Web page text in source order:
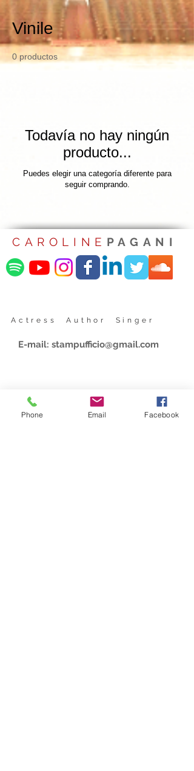
Vinile
0 productos
Todavía no hay ningún
producto...
Puedes elegir una categoría diferente para
seguir comprando.
CAROLINE PAGANI
Actress Author Singer
E-mail: stampufficio@gmail.com
Phone Email Facebook